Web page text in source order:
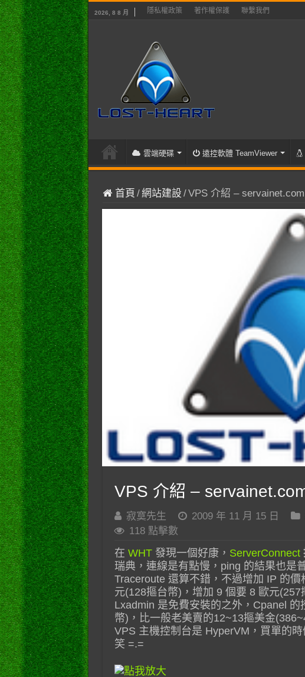
2026, 8 8 月 隱私權政策 著作權保護 聯繫我們
雲端硬碟 遠控軟體 TeamViewer
首頁 /網站建設 /VPS 介紹 – servainet.com
VPS 介紹 –
寂寞先生 2009 年 11 月 15 日
118 點擊數
在 WHT發現一個好康， ServerConnect
瑞典，連線是有點慢，ping 的結果也是
Traceroute 還算不錯，不過增加 IP 的
元(128摳台幣)，增加 9 個要 8 歐元
Lxadmin 是免費安裝的之外，Cpanel
幣)，比一般老美賣的12~13摳美金
VPS 主機控制台是 HyperVM，買單的
笑 =.=